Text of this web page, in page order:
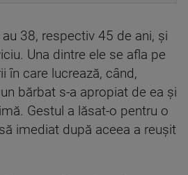
38, respectiv 45 de ani, și
Una dintre ele se afla pe
în care lucrează, când,
bărbat s-a apropiat de ea și
Gestul a lăsat-o pentru o
imediat după aceea a reușit